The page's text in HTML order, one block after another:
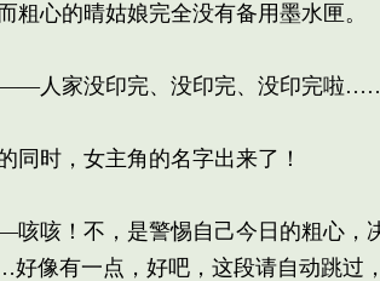
心的晴姑娘完全没有备用墨水匣。
人家没印完、没印完、没印完啦
时，女主角的名字出来了！
咳！不，是警惕自己今日的粗心，
像有一点，好吧，这段请自动跳过